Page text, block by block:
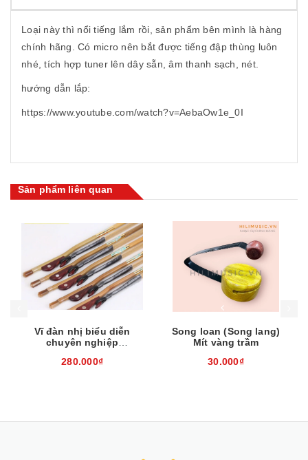
Loại này thì nổi tiếng lắm rồi, sản phẩm bên mình là hàng
chính hãng. Có micro nên bắt được tiếng đập thùng luôn
nhé, tích hợp tuner lên dây sẵn, âm thanh sạch, nét.
hướng dẫn lắp:
https://www.youtube.com/watch?v=AebaOw1e_0I
Sản phẩm liên quan
Vĩ đàn nhị biểu diễn
chuyên nghiệp
280.000₫
Song loan (Song lang)
Mít vàng trầm
30.000₫
Mua hàng